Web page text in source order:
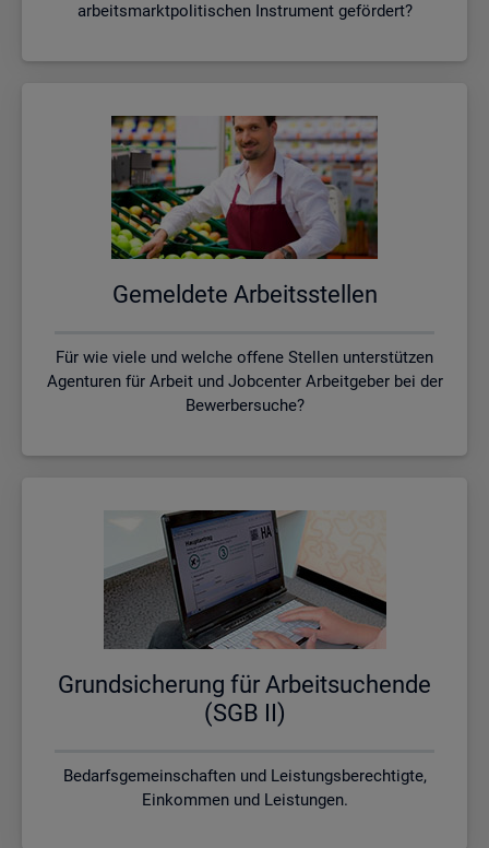
arbeitsmarktpolitischen Instrument gefördert?
Ge­mel­de­te Ar­beits­stel­len
Für wie viele und welche offene Stellen unterstützen
Agenturen für Arbeit und Jobcenter Arbeitgeber bei der
Bewerbersuche?
Grund­si­che­rung für Ar­beit­su­chen­de
(SGB II)
Bedarfsgemeinschaften und Leistungsberechtigte,
Einkommen und Leistungen.